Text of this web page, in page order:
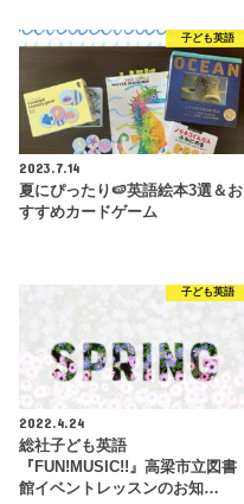
子ども英語
2023.7.14
夏にぴったり🍉英語絵本3選＆お
すすめカードゲーム
子ども英語
2022.4.24
総社子ども英語
『FUN!MUSIC!!』高梁市立図書
館イベントレッスンのお知…